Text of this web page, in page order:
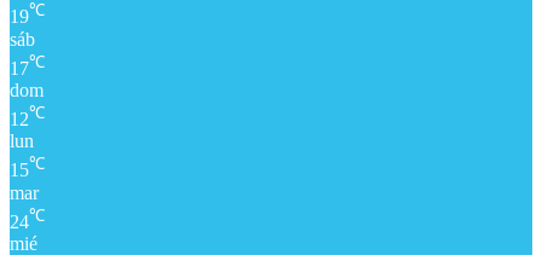
19℃
sáb
17℃
dom
12℃
lun
15℃
mar
24℃
mié